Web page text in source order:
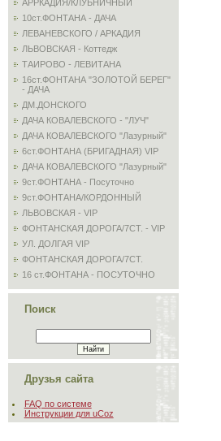
АРРКАДИЯ/КЛУБНИЧНЫЙ
10ст.ФОНТАНА - ДАЧА
ЛЕВАНЕВСКОГО / АРКАДИЯ
ЛЬВОВСКАЯ - Коттедж
ТАИРОВО - ЛЕВИТАНА
16ст.ФОНТАНА "ЗОЛОТОЙ БЕРЕГ"
- ДАЧА
ДМ.ДОНСКОГО
ДАЧА КОВАЛЕВСКОГО - "ЛУЧ"
ДАЧА КОВАЛЕВСКОГО "Лазурный"
6ст.ФОНТАНА (БРИГАДНАЯ) VIP
ДАЧА КОВАЛЕВСКОГО "Лазурный"
9ст.ФОНТАНА - Посуточно
9ст.ФОНТАНА/КОРДОННЫЙ
ЛЬВОВСКАЯ - VIP
ФОНТАНСКАЯ ДОРОГА/7СТ. - VIP
УЛ. ДОЛГАЯ VIP
ФОНТАНСКАЯ ДОРОГА/7СТ.
16 ст.ФОНТАНА - ПОСУТОЧНО
Поиск
Друзья сайта
FAQ по системе
Инструкции для uCoz